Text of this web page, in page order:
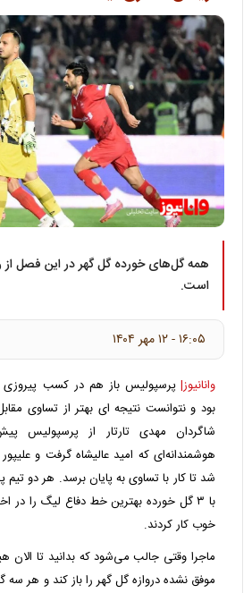
همه گل‌های خورده گل گهر در این فصل از
است.
۱۶:۰۵ - ۱۲ مهر ۱۴۰۴
وانانیوز| پرسپولیس باز هم در کسب پیروزی
بود و نتوانست نتیجه ای بهتر از تساوی
شاگردان مهدی تارتار از پرسپولیس
هوشمندانه‌ای که امید عالیشاه گرفت و
شد تا کار با تساوی به پایان برسد. هر دو
با ۳ گل خورده بهترین خط دفاع لیگ را در
خوب کار کردند.
ماجرا وقتی جالب می‌شود که بدانید تا الان
موفق نشده دروازه گل گهر را باز کند و هر سه